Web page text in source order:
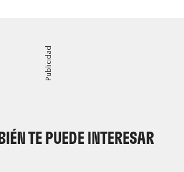
Publicidad
TE PUEDE INTERESAR